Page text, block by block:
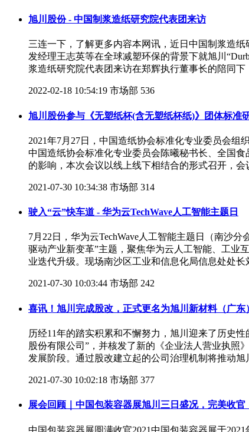
旭川股份 - 中国制浆造纸研究院代表团来访
三连一下，了解更多内容本网讯，近日中国制浆造
发经理王志英等在全球减塑环保的背景下就旭川
浆造纸研究院代表团来访在郑辉执行董事长的陪同
2022-02-18 10:54:19 市场部 536
旭川股份参与《无塑纸杯(含无塑纸杯纸)》团体标准
2021年7月27日，中国造纸协会标准化专业委员会组
中国造纸协会标准化专业委员会陈曦秘书长、全国
的影响，本次会议以线上线下相结合的形式召开，
2021-07-30 10:34:38 市场部 314
驶入“云”快车道 - 华为云TechWave人工智能主题日
7月22日，华为云TechWave人工智能主题日（南沙
驱动产业新变革”主题，聚焦华为云人工智能、工业
业迭代升级。现场南沙区工业和信息化局信息处处
2021-07-30 10:03:44 市场部 242
喜讯！旭川完成股改，正式更名为旭川新材料（广东
历经11年的踏实积累和不懈努力，旭川迎来了历史
股份有限公司”，并核发了新的《企业法人营业执照
发展阶段。通过股改建立起的公司治理机制将推动旭
2021-07-30 10:02:18 市场部 377
展会回顾｜中国包装容器展旭川三日盛况，完美收官
中国包装容器展圆满收官2021中国包装容器展于